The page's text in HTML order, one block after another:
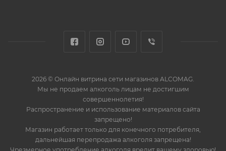
2026 © Онлайн витрина сети магазинов ALCOMAG.
Мы не продаем алкоголь лицам не достигшим
совершеннолетия!
Распространение и использование материалов сайта
запрещено!
Магазин работает только для конечного потребителя,
дальнейшая перепродажа алкоголя запрещена!